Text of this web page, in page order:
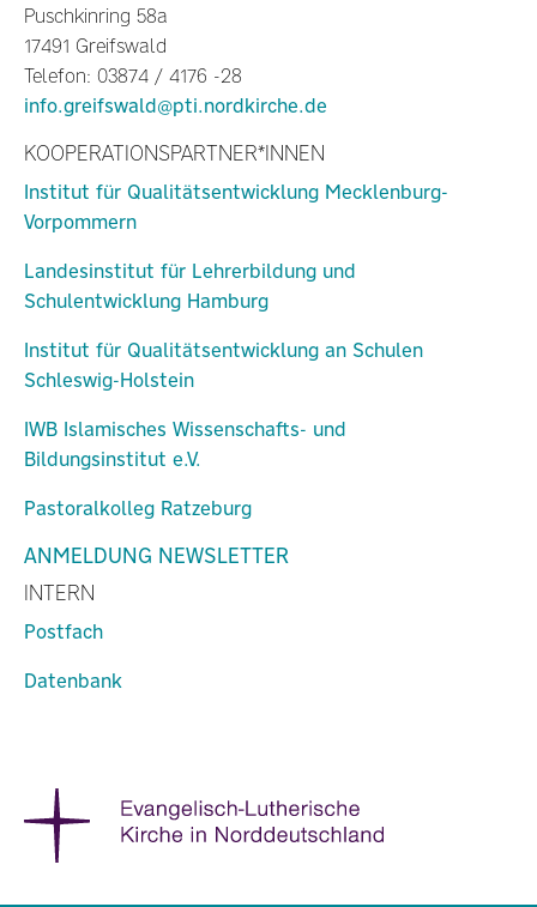
Puschkinring 58a
17491 Greifswald
Telefon: 03874 / 4176 -28
info.greifswald@pti.nordkirche.de
KOOPERATIONSPARTNER*INNEN
Institut für Qualitätsentwicklung Mecklenburg-
Vorpommern
Landesinstitut für Lehrerbildung und
Schulentwicklung Hamburg
Institut für Qualitätsentwicklung an Schulen
Schleswig-Holstein
IWB Islamisches Wissenschafts- und
Bildungsinstitut e.V.
Pastoralkolleg Ratzeburg
ANMELDUNG NEWSLETTER
INTERN
Postfach
Datenbank